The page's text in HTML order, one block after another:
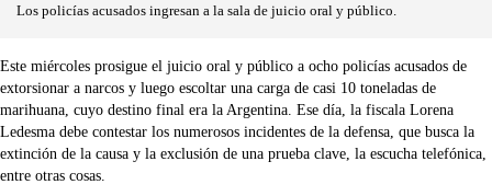
Los policías acusados ingresan a la sala de juicio oral y público.
Este miércoles prosigue el juicio oral y público a ocho policías acusados de
extorsionar a narcos y luego escoltar una carga de casi 10 toneladas de
marihuana, cuyo destino final era la Argentina. Ese día, la fiscala Lorena
Ledesma debe contestar los numerosos incidentes de la defensa, que busca la
extinción de la causa y la exclusión de una prueba clave, la escucha telefónica,
entre otras cosas.